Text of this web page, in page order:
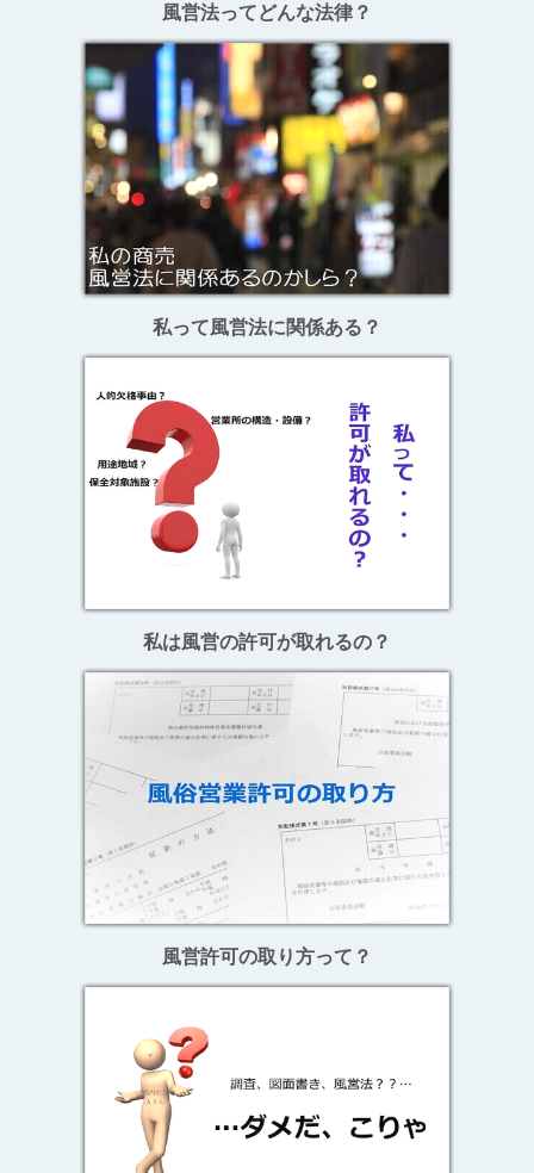
風営法ってどんな法律？
私って風営法に関係ある？
私は風営の許可が取れるの？
風営許可の取り方って？